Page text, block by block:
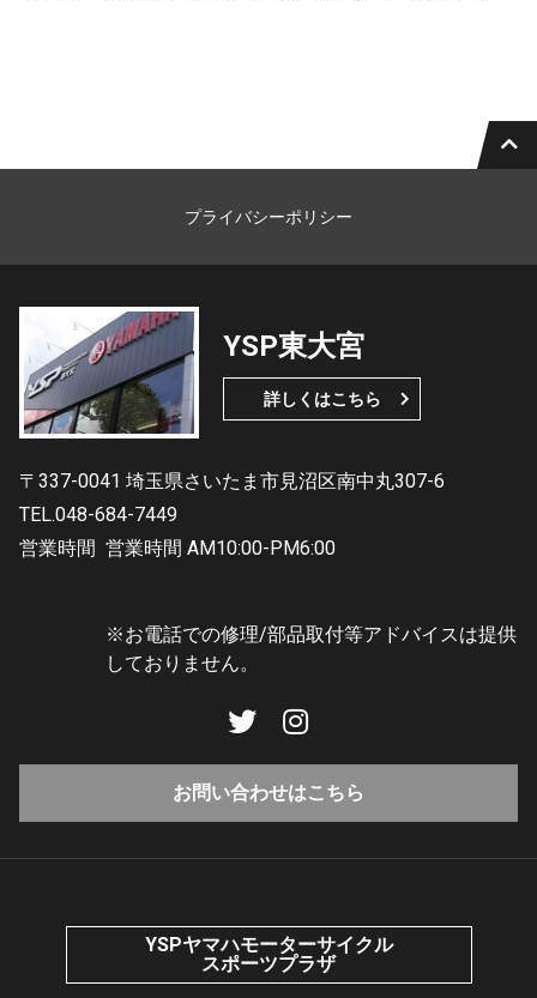
プライバシーポリシー
YSP東大宮
詳しくはこちら
〒337-0041 埼玉県さいたま市見沼区南中丸307-6
TEL.048-684-7449
営業時間 営業時間 AM10:00-PM6:00
※お電話での修理/部品取付等アドバイスは提供
しておりません。
お問い合わせはこちら
YSPヤマハモーターサイクル
スポーツプラザ